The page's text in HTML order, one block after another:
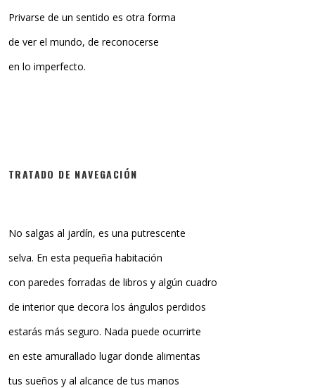
Privarse de un sentido es otra forma
de ver el mundo, de reconocerse
en lo imperfecto.
TRATADO DE NAVEGACIÓN
No salgas al jardín, es una putrescente
selva. En esta pequeña habitación
con paredes forradas de libros y algún cuadro
de interior que decora los ángulos perdidos
estarás más seguro. Nada puede ocurrirte
en este amurallado lugar donde alimentas
tus sueños y al alcance de tus manos